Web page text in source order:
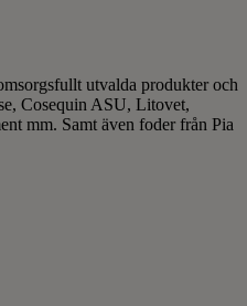
utvalda produkter och
Cosequin ASU, Litovet,
mm. Samt även foder från Pia